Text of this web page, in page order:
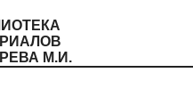
М.И.